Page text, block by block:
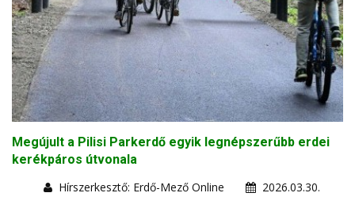
Megújult a Pilisi Parkerdő egyik legnépszerűbb erdei
kerékpáros útvonala
Hírszerkesztő: Erdő-Mező Online
2026.03.30.